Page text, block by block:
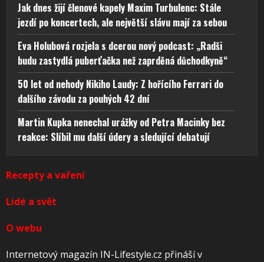
Jak dnes žijí členové kapely Maxim Turbulenc: Stále
jezdí po koncertech, ale největší slávu mají za sebou
Eva Holubová rozjela s dcerou nový podcast: „Radši
budu zastydlá puberťačka než zaprděná důchodkyně“
50 let od nehody Nikiho Laudy: Z hořícího Ferrari do
dalšího závodu za pouhých 42 dní
Martin Kupka nenechal urážky od Petra Macinky bez
reakce: Slíbil mu další údery a sledující debatují
Recepty a vaření
Lidé a svět
O webu
Internetový magazín IN-Lifestyle.cz přináší v